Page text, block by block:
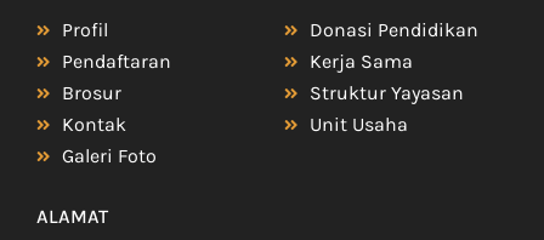
Profil
Pendaftaran
Brosur
Kontak
Galeri Foto
Donasi Pendidikan
Kerja Sama
Struktur Yayasan
Unit Usaha
ALAMAT